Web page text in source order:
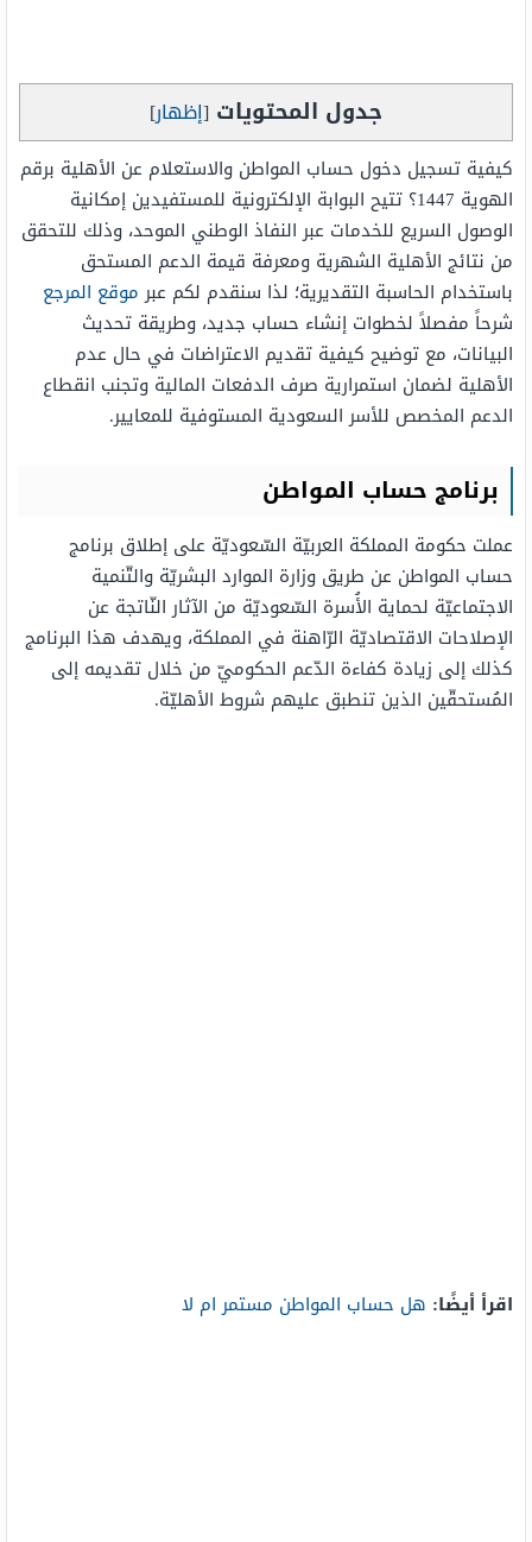
جدول المحتويات [إظهار]
كيفية تسجيل دخول حساب المواطن والاستعلام عن الأهلية برقم
الهوية 1447؟ تتيح البوابة الإلكترونية للمستفيدين إمكانية
الوصول السريع للخدمات عبر النفاذ الوطني الموحد، وذلك للتحقق
من نتائج الأهلية الشهرية ومعرفة قيمة الدعم المستحق
باستخدام الحاسبة التقديرية؛ لذا سنقدم لكم عبرموقع المرجع
شرحاً مفصلاً لخطوات إنشاء حساب جديد، وطريقة تحديث
البيانات، مع توضيح كيفية تقديم الاعتراضات في حال عدم
الأهلية لضمان استمرارية صرف الدفعات المالية وتجنب انقطاع
الدعم المخصص للأسر السعودية المستوفية للمعايير.
برنامج حساب المواطن
عملت حكومة المملكة العربيّة السّعوديّة على إطلاق برنامج
حساب المواطن عن طريق وزارة الموارد البشريّة والتّنمية
الاجتماعيّة لحماية الأُسرة السّعوديّة من الآثار النّاتجة عن
الإصلاحات الاقتصاديّة الرّاهنة في المملكة، ويهدف هذا البرنامج
كذلك إلى زيادة كفاءة الدّعم الحكوميّ من خلال تقديمه إلى
المُستحقّين الذين تنطبق عليهم شروط الأهليّة.
اقرأ أيضًا: هل حساب المواطن مستمر ام لا